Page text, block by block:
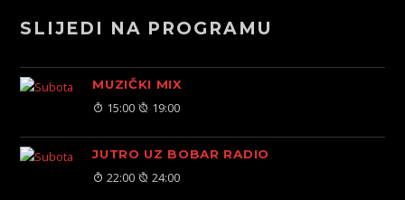
SLIJEDI NA PROGRAMU
MUZIČKI MIX
15:00 19:00
JUTRO UZ BOBAR RADIO
22:00 24:00